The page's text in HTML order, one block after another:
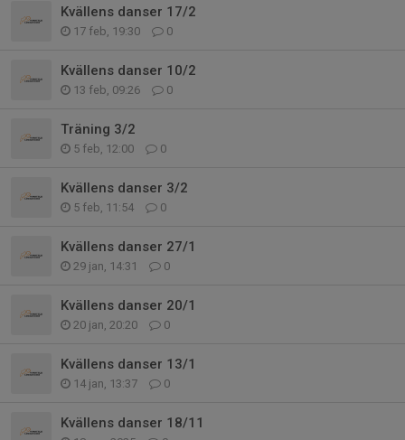
Kvällens danser 17/2
17 feb, 19:30 0
Kvällens danser 10/2
13 feb, 09:26 0
Träning 3/2
5 feb, 12:00 0
Kvällens danser 3/2
5 feb, 11:54 0
Kvällens danser 27/1
29 jan, 14:31 0
Kvällens danser 20/1
20 jan, 20:20 0
Kvällens danser 13/1
14 jan, 13:37 0
Kvällens danser 18/11